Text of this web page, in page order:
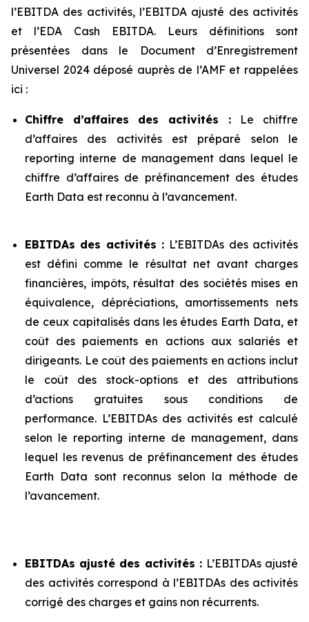
l’EBITDA des activités, l’EBITDA ajusté des activités
et l’EDA Cash EBITDA. Leurs définitions sont
présentées dans le Document d’Enregistrement
Universel 2024 déposé auprès de l’AMF et rappelées
ici :
Chiffre d’affaires des activités : Le chiffre
d’affaires des activités est préparé selon le
reporting interne de management dans lequel le
chiffre d’affaires de préfinancement des études
Earth Data est reconnu à l’avancement.
EBITDAs des activités : L’EBITDAs des activités
est défini comme le résultat net avant charges
financières, impôts, résultat des sociétés mises en
équivalence, dépréciations, amortissements nets
de ceux capitalisés dans les études Earth Data, et
coût des paiements en actions aux salariés et
dirigeants. Le coût des paiements en actions inclut
le coût des stock-options et des attributions
d’actions gratuites sous conditions de
performance. L’EBITDAs des activités est calculé
selon le reporting interne de management, dans
lequel les revenus de préfinancement des études
Earth Data sont reconnus selon la méthode de
l’avancement.
EBITDAs ajusté des activités : L’EBITDAs ajusté
des activités correspond à l’EBITDAs des activités
corrigé des charges et gains non récurrents.